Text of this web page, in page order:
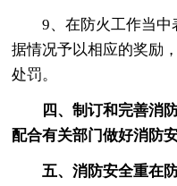
9、在防火工作当中
据情况予以相应的奖励
处罚。
四、制订和完善消
配合有关部门做好消防
五、消防安全重在